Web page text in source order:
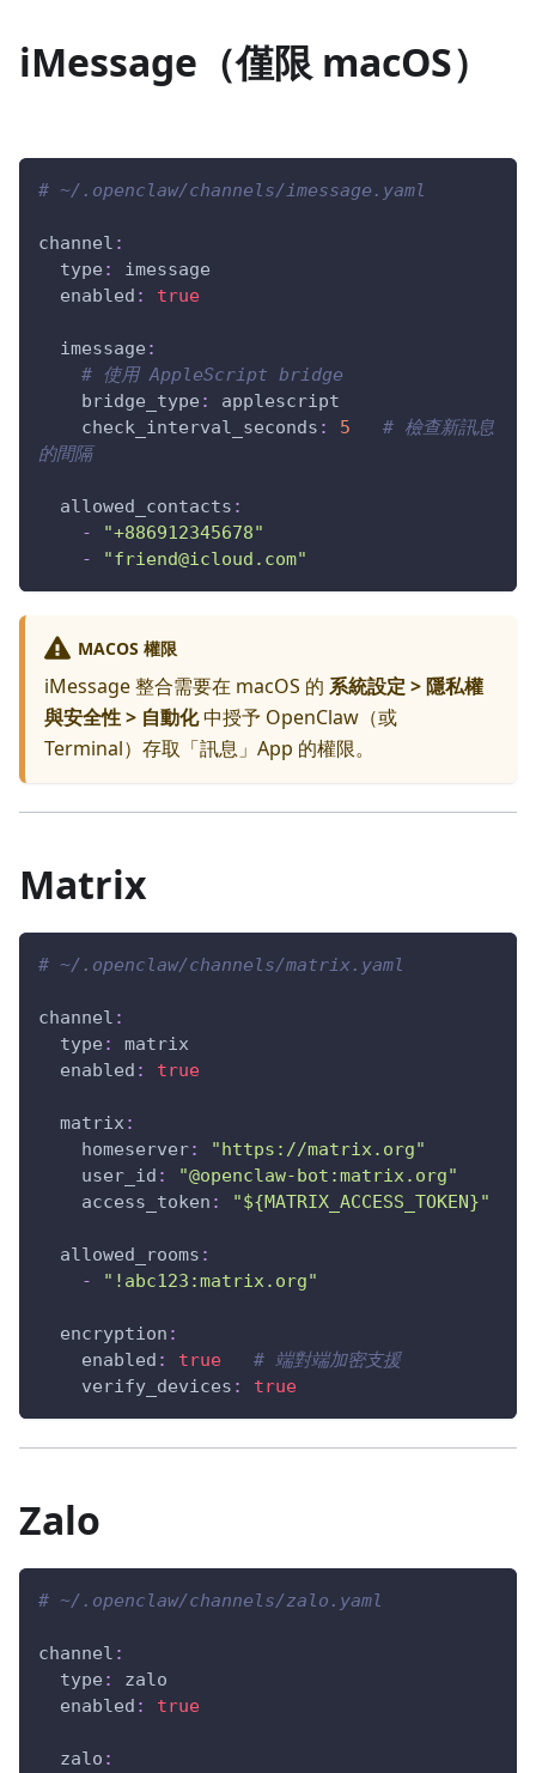
iMessage（僅限 macOS）
# ~/.openclaw/channels/imessage.yaml
channel :
type :
imessage
enabled : true
imessage :
# 使用 AppleScript bridge
bridge_type :
applescript
check_interval_seconds : 5
# 檢查新訊息
的間隔
allowed_contacts :
-
"+886912345678"
-
"friend@icloud.com"
MACOS 權限
iMessage 整合需要在 macOS 的 系統設定 > 隱私權
與安全性 > 自動化中授予 OpenClaw（或
Terminal）存取「訊息」App 的權限。
Matrix
# ~/.openclaw/channels/matrix.yaml
channel :
type :
matrix
enabled : true
matrix :
homeserver:
"https://matrix.org"
user_id :
"@openclaw-bot:matrix.org"
access_token : "${MATRIX_ACCESS_TOKEN}"
allowed_rooms :
-
"!abc123:matrix.org"
encryption :
enabled : true
# 端對端加密支援
verify_devices : true
Zalo
# ~/.openclaw/channels/zalo.yaml
channel :
type :
zalo
enabled : true
zalo :